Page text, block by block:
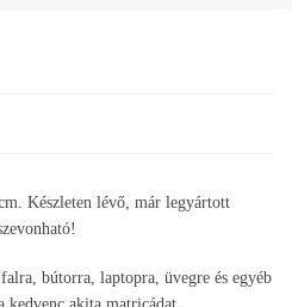
Készleten lévő, már legyártott
bútorra, laptopra, üvegre és egyéb